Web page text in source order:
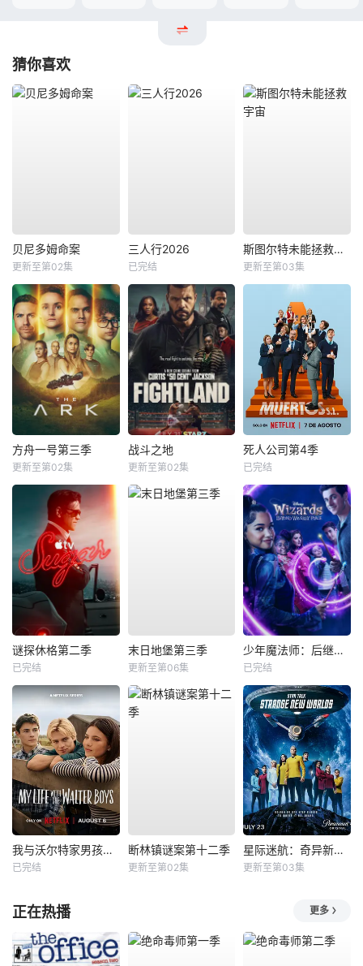
猜你喜欢
贝尼多姆命案
更新至第02集
三人行2026
已完结
斯图尔特未能拯救宇宙
更新至第03集
方舟一号第三季
更新至第02集
战斗之地
更新至第02集
死人公司第4季
已完结
谜探休格第二季
已完结
末日地堡第三季
更新至第06集
少年魔法师：后继者第三季
已完结
我与沃尔特家男孩的生活第三季
已完结
断林镇谜案第十二季
更新至第02集
星际迷航：奇异新世界第四季
更新至第03集
正在热播 更多